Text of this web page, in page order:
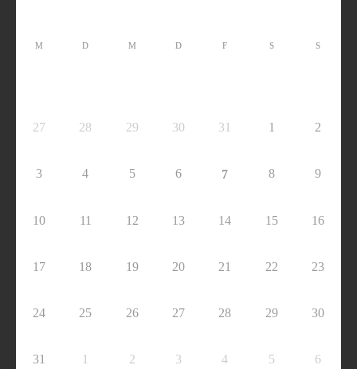
M D M D F S S
27 28 29 30 31 1 2
3 4 5 6 7 8 9
10 11 12 13 14 15 16
17 18 19 20 21 22 23
24 25 26 27 28 29 30
31 1 2 3 4 5 6